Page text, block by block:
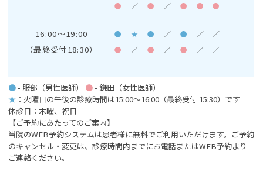
●
／ ● ／ ● ● ●
16:00～19:00 ● ★ ● ／ ● ／ ／
（最終受付18:30） ● ／ ● ／ ● ／ ／
●- 服部（男性医師） ●- 鎌田（女性医師）
★ ：火曜日の午後の診療時間は15:00～16:00 （最終受付 15:30）です
休診日：木曜、祝日
【ご予約にあたってのご案内】
当院のWEB予約システムは患者様に無料でご利用いただけます。ご予約
のキャンセル・変更は、診療時間内までにお電話またはWEB予約より
ご連絡ください。